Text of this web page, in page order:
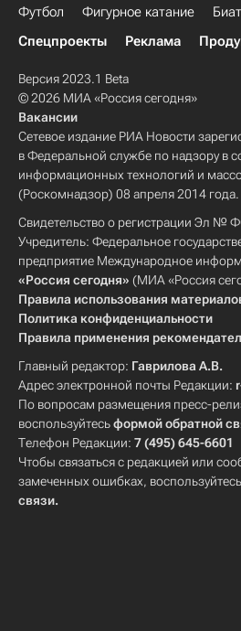
Футбол Фигурное катание
Спецпроекты
Реклама
Версия 2023.1 Beta
© 2026 МИА «Россия сегодня»
Вакансии
Сетевое издание РИА Новости
в Федеральной службе по надзору в
информационных технологий и
(Роскомнадзор) 08 апреля 2014 года.
Свидетельство о регистрации Эл №
Учредитель: Федеральное
предприятие Международное
«Россия сегодня» (МИА «Россия
Правила использования
Политика конфиденциальности
Правила применения
Главный редактор: Гаврилова А.В.
Адрес электронной почты Редакции:
По вопросам размещения пресс-
воспользуйтесьформой обратной
Телефон Редакции: 7 (495) 645-6601
Чтобы связаться с редакцией или
замеченных ошибках, воспользуйтесь
связи.